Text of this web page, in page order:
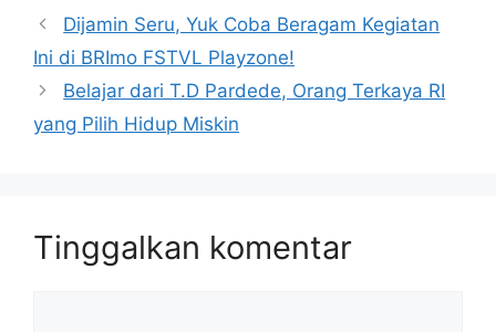
Dijamin Seru, Yuk Coba Beragam Kegiatan
Ini di BRImo FSTVL Playzone!
Belajar dari T.D Pardede, Orang Terkaya RI
yang Pilih Hidup Miskin
Tinggalkan komentar